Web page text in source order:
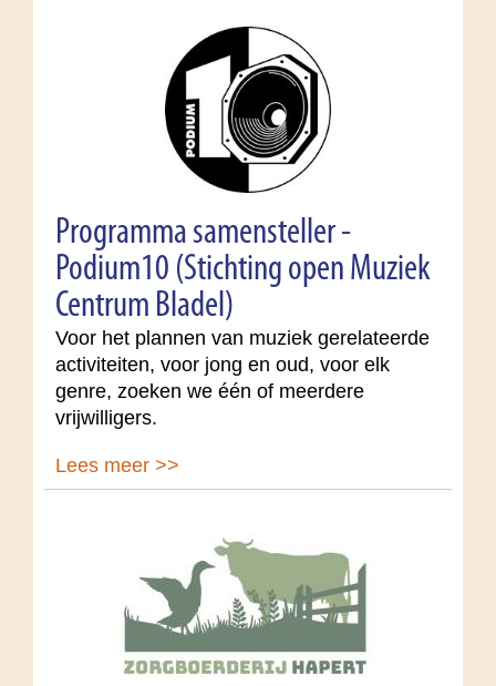
Programma samensteller -
Podium10 (Stichting open Muziek
Centrum Bladel)
Voor het plannen van muziek gerelateerde
activiteiten, voor jong en oud, voor elk
genre, zoeken we één of meerdere
vrijwilligers.
Lees meer >>